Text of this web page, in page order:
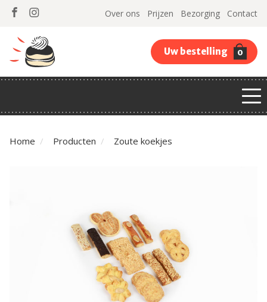
Over ons Prijzen Bezorging Contact
Uw bestelling 0
Home Producten Zoute koekjes